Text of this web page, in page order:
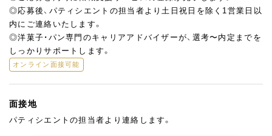
◎応募後、パティシエントの担当者より土日祝日を除く1営業日以
内にご連絡いたします。
◎洋菓子・パン専門のキャリアアドバイザーが、選考〜内定までを
しっかりサポートします。
オンライン面接可能
面接地
パティシエントの担当者より連絡します。